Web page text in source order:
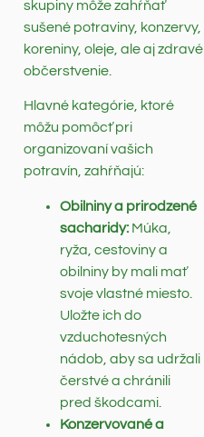
skupiny môže zahŕňať
sušené potraviny, konzervy,
koreniny, oleje, ale aj zdravé
občerstvenie.
Hlavné kategórie, ktoré
môžu pomôcť pri
organizovaní vašich
potravín, zahŕňajú:
Obilniny a prirodzené
sacharidy: Múka,
ryža, cestoviny a
obilniny by mali mať
svoje vlastné miesto.
Uložte ich do
vzduchotesných
nádob, aby sa udržali
čerstvé a chránili
pred škodcami.
Konzervované a